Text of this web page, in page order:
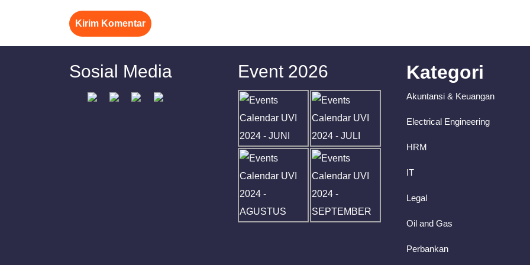
Sosial Media Event 2026 Kategori
Akuntansi & Keuangan
Electrical Engineering
HRM
IT
Legal
Oil and Gas
Perbankan